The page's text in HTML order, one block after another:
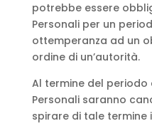
potrebbe essere
Personali per un
ottemperanza ad un
ordine di un’autorità.
Al termine del periodo
Personali saranno
spirare di tale termine